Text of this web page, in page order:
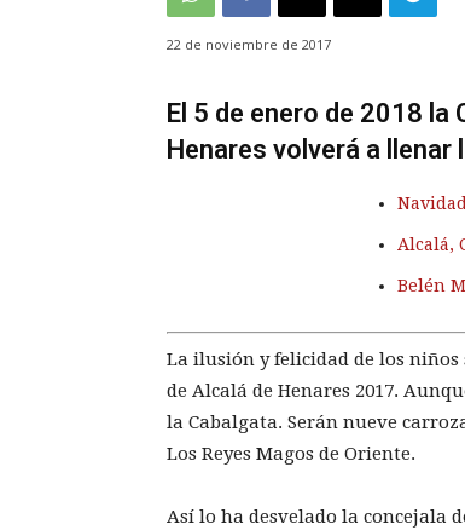
22 de noviembre de 2017
El 5 de enero de 2018 la
Henares volverá a
Alcalá,
Belén
La ilusión y felicidad de los niños
de Alcalá de Henares 2017.
la Cabalgata. Serán nueve
Los Reyes Magos de Oriente.
Así lo ha desvelado la concejala